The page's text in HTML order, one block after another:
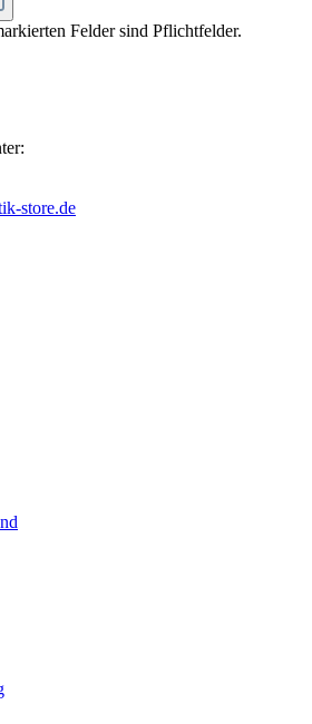
Felder sind Pflichtfelder.
store.de